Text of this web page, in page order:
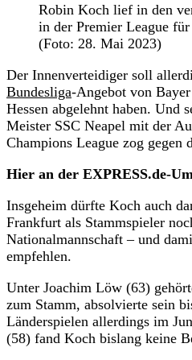
Robin Koch lief in den
in der Premier League
(Foto: 28. Mai 2023)
Der Innenverteidiger soll
Bundesliga-Angebot von
Hessen abgelehnt haben. Und
Meister SSC Neapel mit der
Champions League zog gegen
Hier an der EXPRESS.de-
Insgeheim dürfte Koch auch
Frankfurt als Stammspieler
Nationalmannschaft – und
empfehlen.
Unter Joachim Löw (63)
zum Stamm, absolvierte sein
Länderspielen allerdings im
(58) fand Koch bislang keine